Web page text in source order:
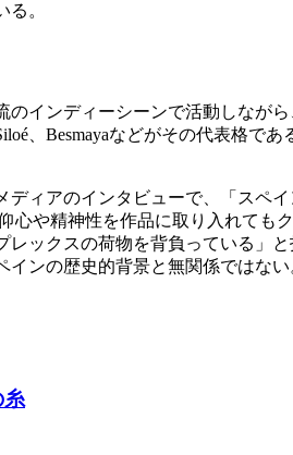
。
インディーシーンで活動しなが
、Besmayaなどがその代表格で
ィアのインタビューで、「スペ
や精神性を作品に取り入れても
ックスの荷物を背負っている」
ンの歴史的背景と無関係ではな